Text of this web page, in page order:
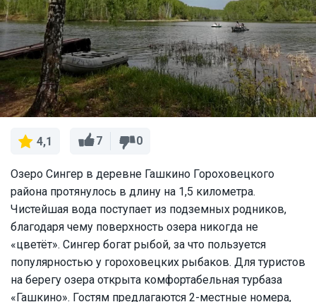
4,1 7 0
Озеро Сингер в деревне Гашкино Гороховецкого
района протянулось в длину на 1,5 километра.
Чистейшая вода поступает из подземных родников,
благодаря чему поверхность озера никогда не
«цветёт». Сингер богат рыбой, за что пользуется
популярностью у гороховецких рыбаков. Для туристов
на берегу озера открыта комфортабельная турбаза
«Гашкино». Гостям предлагаются 2-местные номера,